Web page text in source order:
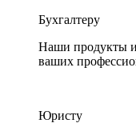
Бухгалтеру
Наши продукты и
ваших
Юристу